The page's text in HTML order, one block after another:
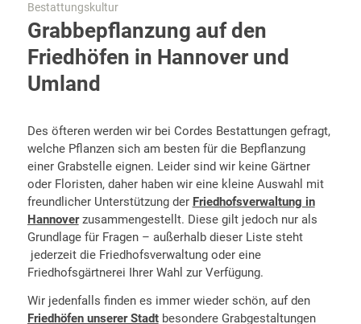
Bestattungskultur
Grabbepflanzung auf den
Friedhöfen in Hannover und
Umland
Des öfteren werden wir bei Cordes Bestattungen gefragt,
welche Pflanzen sich am besten für die Bepflanzung
einer Grabstelle eignen. Leider sind wir keine Gärtner
oder Floristen, daher haben wir eine kleine Auswahl mit
freundlicher Unterstützung der Friedhofsverwaltung in
Hannoverzusammengestellt. Diese gilt jedoch nur als
Grundlage für Fragen – außerhalb dieser Liste steht
jederzeit die Friedhofsverwaltung oder eine
Friedhofsgärtnerei Ihrer Wahl zur Verfügung.
Wir jedenfalls finden es immer wieder schön, auf den
Friedhöfen unserer Stadtbesondere Grabgestaltungen